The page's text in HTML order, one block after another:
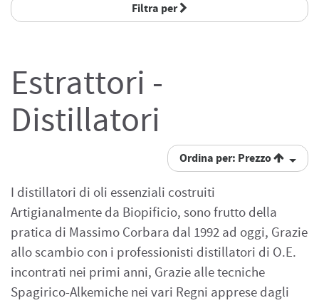
Filtra per
Estrattori -
Distillatori
Ordina per: Prezzo
I distillatori di oli essenziali costruiti
Artigianalmente da Biopificio, sono frutto della
pratica di Massimo Corbara dal 1992 ad oggi, Grazie
allo scambio con i professionisti distillatori di O.E.
incontrati nei primi anni, Grazie alle tecniche
Spagirico-Alkemiche nei vari Regni apprese dagli